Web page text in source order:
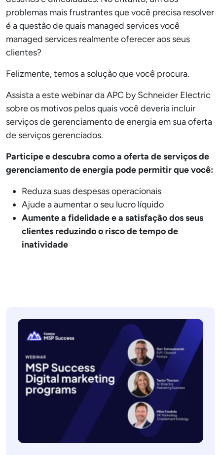
problemas mais frustrantes que você precisa resolver
é a questão de quais managed services você
managed services realmente oferecer aos seus
clientes?
Felizmente, temos a solução que você procura.
Assista a este webinar da APC by Schneider Electric
sobre os motivos pelos quais você deveria incluir
serviços de gerenciamento de energia em sua oferta
de serviços gerenciados.
Participe e descubra como a oferta de serviços de
gerenciamento de energia pode permitir que você:
Reduza suas despesas operacionais
Ajude a aumentar o seu lucro líquido
Aumente a fidelidade e a satisfação dos seus
clientes reduzindo o risco de tempo de
inatividade